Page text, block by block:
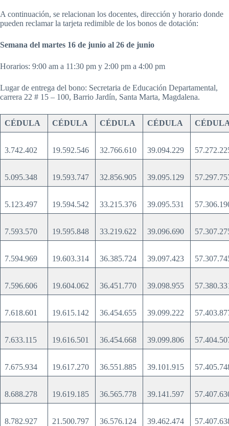
A continuación, se relacionan los docentes, dirección y horario donde
pueden reclamar la tarjeta redimible de los bonos de dotación:
Semana del martes 16 de junio al 26 de junio
Horarios: 9:00 am a 11:30 pm y 2:00 pm a 4:00 pm
Lugar de entrega del bono: Secretaria de Educación Departamental,
carrera 22 # 15 – 100, Barrio Jardín, Santa Marta, Magdalena.
CÉDULA CÉDULA CÉDULA CÉDULA
3.742.402 19.592.546 32.766.610 39.094.229
5.095.348 19.593.747 32.856.905 39.095.129
5.123.497 19.594.542 33.215.376 39.095.531
7.593.570 19.595.848 33.219.622 39.096.690
7.594.969 19.603.314 36.385.724 39.097.423
7.596.606 19.604.062 36.451.770 39.098.955
7.618.601 19.615.142 36.454.655 39.099.222
7.633.115 19.616.501 36.454.668 39.099.806
7.675.934 19.617.270 36.551.885 39.101.915
8.688.278 19.619.185 36.565.778 39.141.597
8.782.927 21.500.797 36.576.124 39.462.474